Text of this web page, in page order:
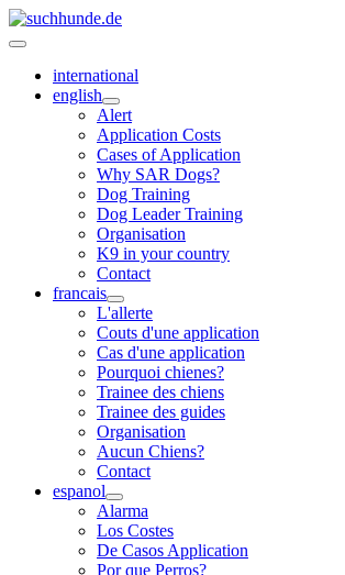
international
english
Alert
Application Costs
Cases of Application
Why SAR Dogs?
Dog Training
Dog Leader Training
Organisation
K9 in your country
Contact
francais
L'allerte
Couts d'une application
Cas d'une application
Pourquoi chienes?
Trainee des chiens
Trainee des guides
Organisation
Aucun Chiens?
Contact
espanol
Alarma
Los Costes
De Casos Application
Por que Perros?